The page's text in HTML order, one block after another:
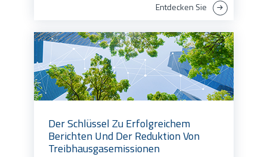
Entdecken Sie
Der Schlüssel Zu Erfolgreichem
Berichten Und Der Reduktion Von
Treibhausgasemissionen